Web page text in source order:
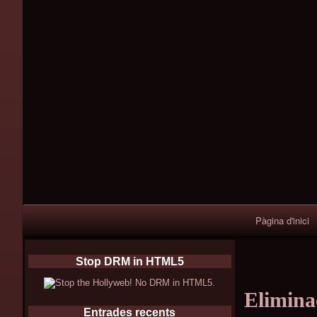
Pàgina d'inici
Stop DRM in HTML5
Entrades recents